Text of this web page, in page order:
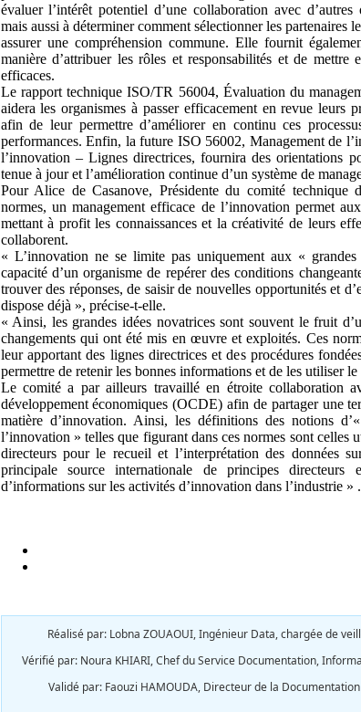
évaluer l’intérêt potentiel d’une collaboration avec
mais aussi à déterminer comment sélectionner les partenaires
assurer une compréhension commune. Elle fournit
manière d’attribuer les rôles et responsabilités et de mettre
efficaces.
Le rapport technique ISO/TR 56004, Évaluation du
aidera les organismes à passer efficacement en revue leurs
afin de leur permettre d’améliorer en continu ces
performances. Enfin, la future ISO 56002, Management de
l’innovation – Lignes directrices, fournira des orientations
tenue à jour et l’amélioration continue d’un système de
Pour Alice de Casanove, Présidente du comité technique
normes, un management efficace de l’innovation permet
mettant à profit les connaissances et la créativité de leurs
collaborent.
« L’innovation ne se limite pas uniquement aux «
capacité d’un organisme de repérer des conditions
trouver des réponses, de saisir de nouvelles opportunités et
dispose déjà », précise-t-elle.
« Ainsi, les grandes idées novatrices sont souvent le fruit
changements qui ont été mis en œuvre et exploités. Ces
leur apportant des lignes directrices et des procédures
permettre de retenir les bonnes informations et de les utiliser
Le comité a par ailleurs travaillé en étroite collaboration
développement économiques (OCDE) afin de partager une
matière d’innovation. Ainsi, les définitions des notions
l’innovation » telles que figurant dans ces normes sont celles
directeurs pour le recueil et l’interprétation des données
principale source internationale de principes
d’informations sur les activités d’innovation dans l’industrie »
Réalisé par: Lobna ZOUAOUI, Ingénieur Data, chargée de
Vérifié par: Noura KHIARI, Chef du Service Documentation,
Validé par: Faouzi HAMOUDA, Directeur de la